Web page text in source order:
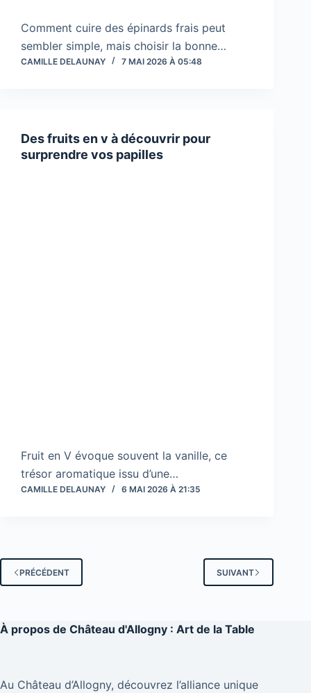
Comment cuire des épinards frais peut
sembler simple, mais choisir la bonne…
CAMILLE DELAUNAY 7 MAI 2026 À 05:48
Des fruits en v à découvrir pour
surprendre vos papilles
Fruit en V évoque souvent la vanille, ce
trésor aromatique issu d’une…
CAMILLE DELAUNAY 6 MAI 2026 À 21:35
PRÉCÉDENT SUIVANT
À propos de Château d'Allogny : Art de la Table
Au Château d’Allogny, découvrez l’alliance unique